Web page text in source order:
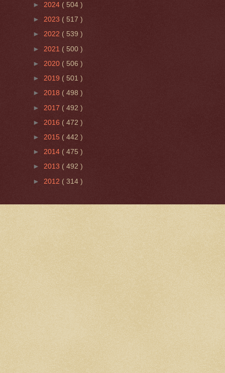
► 2024 ( 504 )
► 2023 ( 517 )
► 2022 ( 539 )
► 2021 ( 500 )
► 2020 ( 506 )
► 2019 ( 501 )
► 2018 ( 498 )
► 2017 ( 492 )
► 2016 ( 472 )
► 2015 ( 442 )
► 2014 ( 475 )
► 2013 ( 492 )
► 2012 ( 314 )